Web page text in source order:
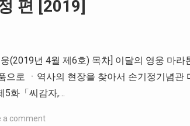
편 [2019]
(2019년 4월 제6호) 목차] 이달의 영웅 마라
으로 ㆍ역사의 현장을 찾아서 손기정기념관
5화「씨감자,…
a comment